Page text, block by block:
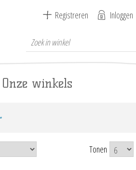
Registreren Inloggen
Onze winkels
Tonen